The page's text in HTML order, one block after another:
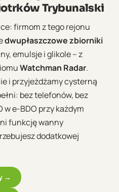
Trybunalski
firmom z tego rejonu
dwupłaszczowe zbiorniki
emulsje i glikole – z
Watchman Radar.
i przyjeżdżamy cysterną
bez telefonów, bez
w e-BDO przy każdym
funkcję wanny
dodatkowej
→